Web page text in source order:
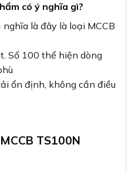
có ý nghĩa gì?
là đây là loại MCCB
Số 100 thể hiện dòng
ổn định, không cần điều
TS100N